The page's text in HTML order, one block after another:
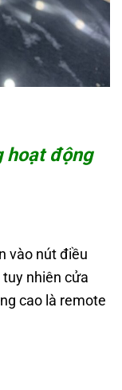
hoạt động
vào nút điều
nhiên cửa
cao là remote